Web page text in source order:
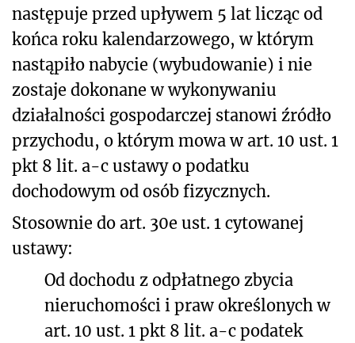
następuje przed upływem 5 lat licząc od
końca roku kalendarzowego, w którym
nastąpiło nabycie (wybudowanie) i nie
zostaje dokonane w wykonywaniu
działalności gospodarczej stanowi źródło
przychodu, o którym mowa w art. 10 ust. 1
pkt 8 lit. a-c ustawy o podatku
dochodowym od osób fizycznych.
Stosownie do art. 30e ust. 1 cytowanej
ustawy:
Od dochodu z odpłatnego zbycia
nieruchomości i praw określonych w
art. 10 ust. 1 pkt 8 lit. a-c podatek